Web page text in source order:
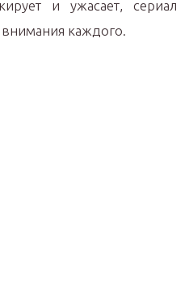
и ужасает, сериал
каждого.